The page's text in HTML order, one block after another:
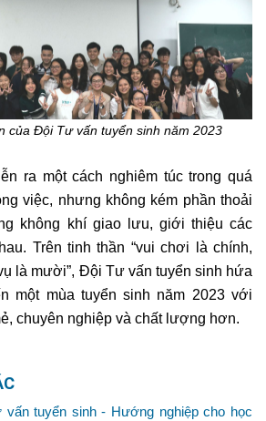
của Đội Tư vấn tuyển sinh năm 2023
ra một cách nghiêm túc trong quá
việc, nhưng không kém phần thoải
không khí giao lưu, giới thiệu các
Trên tinh thần “vui chơi là chính,
là mười”, Đội Tư vấn tuyển sinh hứa
một mùa tuyển sinh năm 2023 với
chuyên nghiệp và chất lượng hơn.
tuyển sinh - Hướng nghiệp cho học